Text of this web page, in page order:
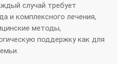
случай требует
и комплексного лечения,
методы,
поддержку как для